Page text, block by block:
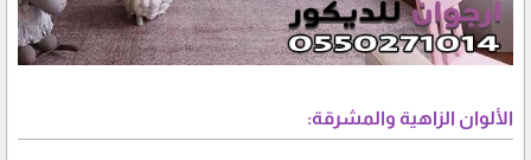
الألوان الزاهية والمشرقة: